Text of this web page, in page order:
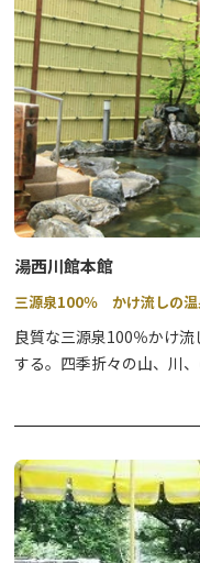
湯西川館本館
三源泉100％ かけ流しの温
良質な三源泉100％かけ
する。四季折々の山、川